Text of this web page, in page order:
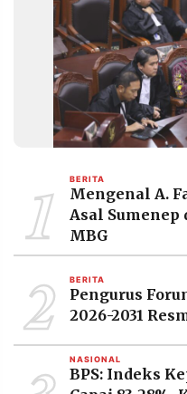
RESOLUSI
MEDIA
PRAMUDITA
Resolusi.co
2026
RESOLUSI
MEDIA
PRAMUDITA
1 BERITA
Mengenal A.
Asal Sumenep
MBG
2 BERITA
Pengurus
2026-2031
NASIONAL
BPS: Indeks